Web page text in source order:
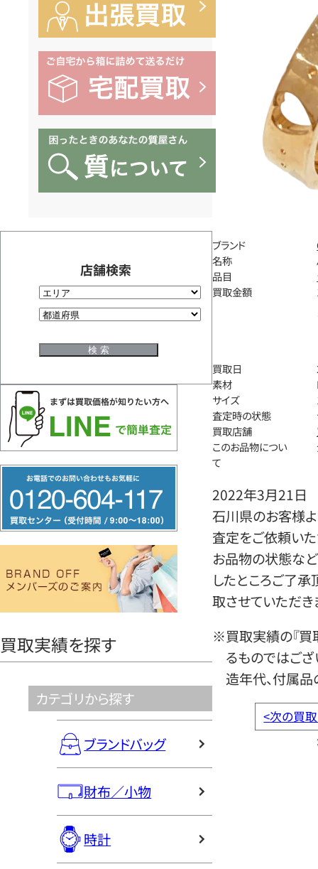
店舗検索
リ
ー
ヤ
買取実績を探す
カテゴリから探す
ブランドバッグ
財布／小物
時計
ブランド
名称
品目
買取金額
買取日
素材
サイズ
査定時の状態
買取店舗
このお品物につい
て
2022年3月21日
石川県のお客様
査定をご依頼いた
お品物の状態など
したところご了
取させていただき
※買取実績の『買
るものではござ
造年代、付属品
<次の買